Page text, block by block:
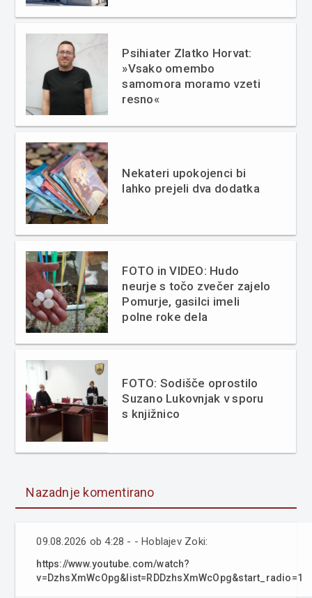
Psihiater Zlatko Horvat:
»Vsako omembo
samomora moramo vzeti
resno«
Nekateri upokojenci bi
lahko prejeli dva dodatka
FOTO in VIDEO: Hudo
neurje s točo zvečer zajelo
Pomurje, gasilci imeli
polne roke dela
FOTO: Sodišče oprostilo
Suzano Lukovnjak v sporu
s knjižnico
Nazadnje komentirano
09.08.2026 ob 4:28 - - Hoblajev Zoki:
https://www.youtube.com/watch?
v=DzhsXmWcOpg&list=RDDzhsXmWcOpg&start_radio=1